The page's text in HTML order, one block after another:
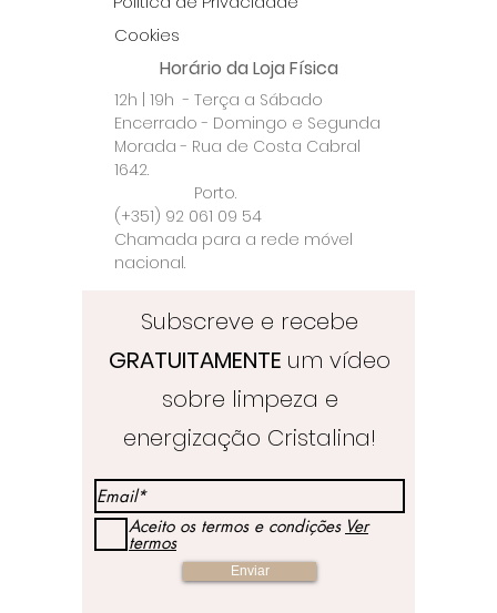
Cookies
Horário da Loja Física
12h | 19h - Terça a Sábado
Encerrado - Domingo e Segunda
Morada - Rua de Costa Cabral
1642.
Porto.
(+351) 92 061 09 54
Chamada para a rede móvel
nacional.
Subscreve e recebe
GRATUITAMENTE um vídeo
sobre limpeza e
energização Cristalina!
Aceito os termos e condições Ver
termos
Enviar